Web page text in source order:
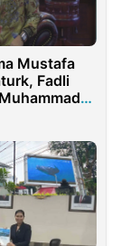
Mustafa
Fadli